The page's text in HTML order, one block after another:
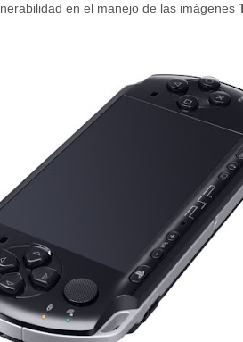
en el manejo de las imágenes